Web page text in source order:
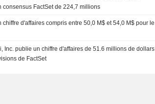
consensus FactSet de 224,7 millions
chiffre d'affaires compris entre 50,0 M$ et 54,0 M$ pour le
Inc. publie un chiffre d'affaires de 51.6 millions de dollars
de FactSet